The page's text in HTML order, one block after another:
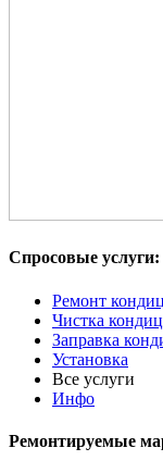
Спросовые услуги:
Ремонт
Чистка
Заправка
Установка
Все услуги
Инфо
Ремонтируемые